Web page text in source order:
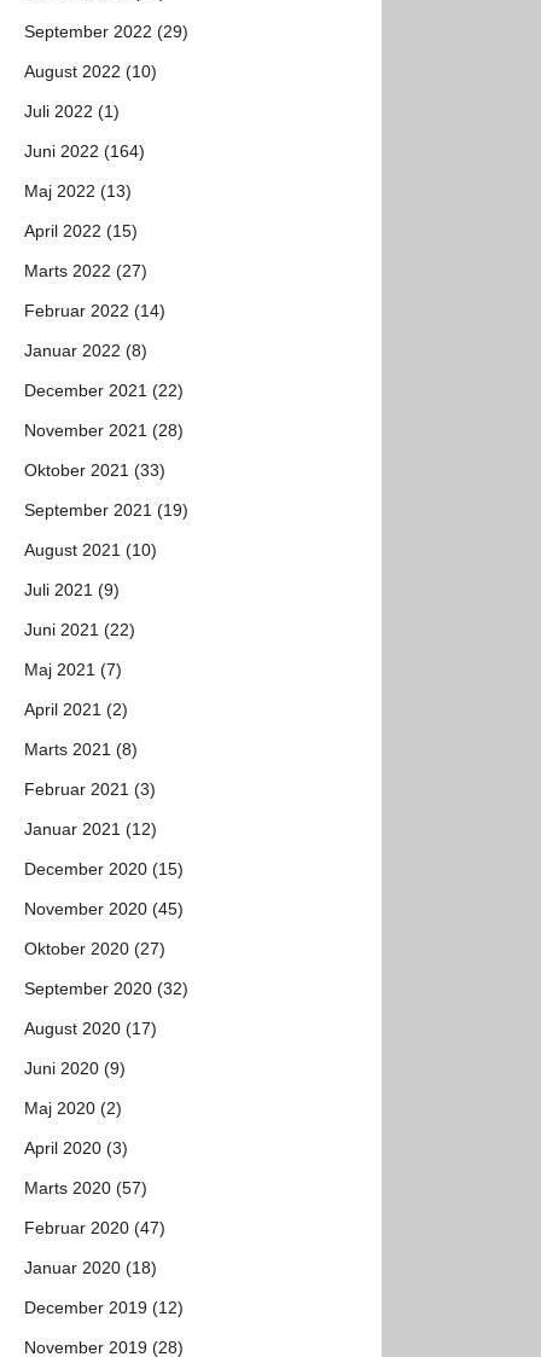
September 2022 (29)
August 2022 (10)
Juli 2022 (1)
Juni 2022 (164)
Maj 2022 (13)
April 2022 (15)
Marts 2022 (27)
Februar 2022 (14)
Januar 2022 (8)
December 2021 (22)
November 2021 (28)
Oktober 2021 (33)
September 2021 (19)
August 2021 (10)
Juli 2021 (9)
Juni 2021 (22)
Maj 2021 (7)
April 2021 (2)
Marts 2021 (8)
Februar 2021 (3)
Januar 2021 (12)
December 2020 (15)
November 2020 (45)
Oktober 2020 (27)
September 2020 (32)
August 2020 (17)
Juni 2020 (9)
Maj 2020 (2)
April 2020 (3)
Marts 2020 (57)
Februar 2020 (47)
Januar 2020 (18)
December 2019 (12)
November 2019 (28)